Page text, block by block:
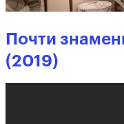
Почти
(2019)